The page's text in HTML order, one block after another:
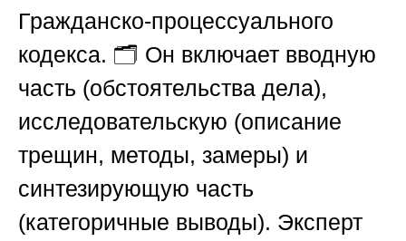
Гражданско-процессуального
кодекса. 🗂️ Он включает вводную
часть (обстоятельства дела),
исследовательскую (описание
трещин, методы, замеры) и
синтезирующую часть
(категоричные выводы). Эксперт